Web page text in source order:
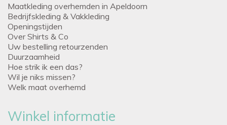
Maatkleding overhemden in Apeldoorn
Bedrijfskleding & Vakkleding
Openingstijden
Over Shirts & Co
Uw bestelling retourzenden
Duurzaamheid
Hoe strik ik een das?
Wil je niks missen?
Welk maat overhemd
Winkel informatie